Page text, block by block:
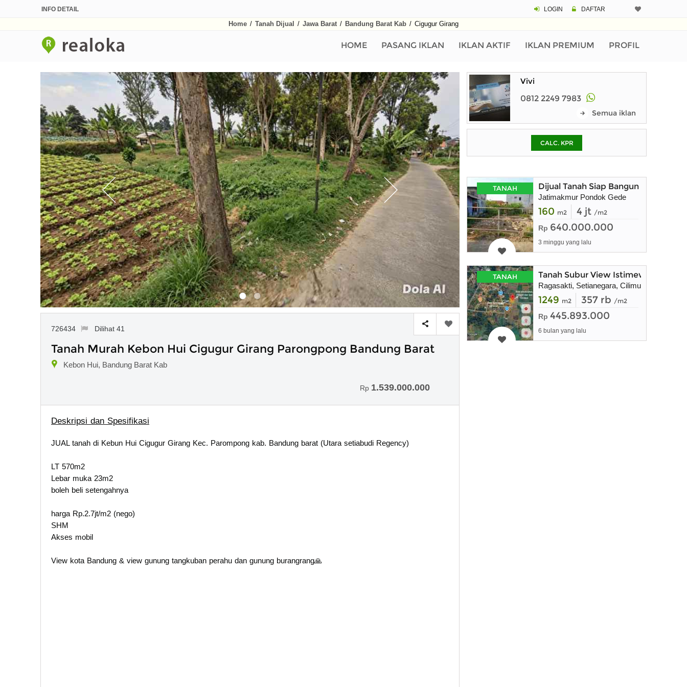
INFO DETAIL LOGIN DAFTAR
Home / Tanah Dijual / Jawa Barat / Bandung Barat Kab / Cigugur Girang
HOME PASANG IKLAN IKLAN AKTIF IKLAN PREMIUM PROFIL
726434 Dilihat 41
Tanah Murah Kebon Hui Cigugur Girang Parongpong Bandung Barat
Kebon Hui, Bandung Barat Kab
Rp 1.539.000.000
Deskripsi dan Spesifikasi
JUAL tanah di Kebun Hui Cigugur Girang Kec. Parompong kab. Bandung barat (Utara setiabudi Regency)
LT 570m2
Lebar muka 23m2
boleh beli setengahnya
harga Rp.2.7jt/m2 (nego)
SHM
Akses mobil
View kota Bandung & view gunung tangkuban perahu dan gunung burangrang🙏
Pinjaman (PIN)
pada kotak-
Vivi
0812 2249 7983
Semua iklan
CALC. KPR
TANAH Dijual Tanah Siap Bangun
Jatimakmur Pondok Gede
160 m2 4 jt /m2
Rp 640.000.000
3 minggu yang lalu
TANAH Tanah Subur View Istimewa di
Ragasakti, Setianegara, Cilimus
1249 m2 357 rb /m2
Rp 445.893.000
6 bulan yang lalu